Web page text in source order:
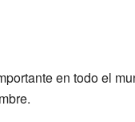
en todo el